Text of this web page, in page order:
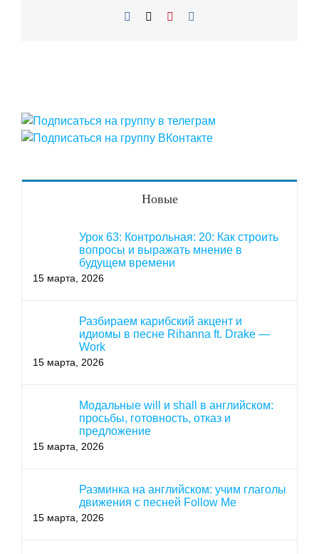
Facebook Pinterest
Новые
Урок 63: Контрольная: 20: Как строить
вопросы и выражать мнение в
будущем времени
15 марта, 2026
Разбираем карибский акцент и
идиомы в песне Rihanna ft. Drake —
Work
15 марта, 2026
Модальные will и shall в английском:
просьбы, готовность, отказ и
предложение
15 марта, 2026
Разминка на английском: учим глаголы
движения с песней Follow Me
15 марта, 2026